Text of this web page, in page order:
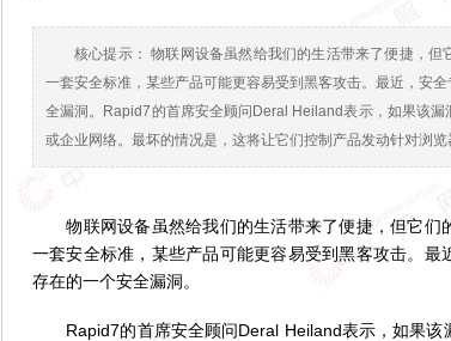
核心提示： 物联网设备虽然给我们的生活带来了便捷，
一套安全标准，某些产品可能更容易受到黑客攻击。最近，安
全漏洞。Rapid7的首席安全顾问Deral Heiland表示，如果该
或企业网络。最坏的情况是，这将让它们控制产品发动针对浏览
物联网设备虽然给我们的生活带来了便捷，但它们
一套安全标准，某些产品可能更容易受到黑客攻击。
存在的一个安全漏洞。
Rapid7的首席安全顾问Deral Heiland表示，如果该